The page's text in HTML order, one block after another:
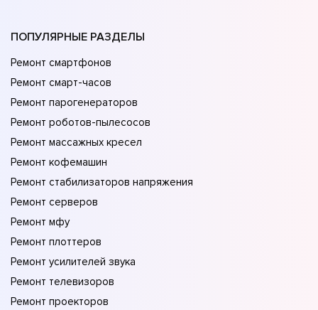
ПОПУЛЯРНЫЕ РАЗДЕЛЫ
Ремонт смартфонов
Ремонт смарт-часов
Ремонт парогенераторов
Ремонт роботов-пылесосов
Ремонт массажных кресел
Ремонт кофемашин
Ремонт стабилизаторов напряжения
Ремонт серверов
Ремонт мфу
Ремонт плоттеров
Ремонт усилителей звука
Ремонт телевизоров
Ремонт проекторов